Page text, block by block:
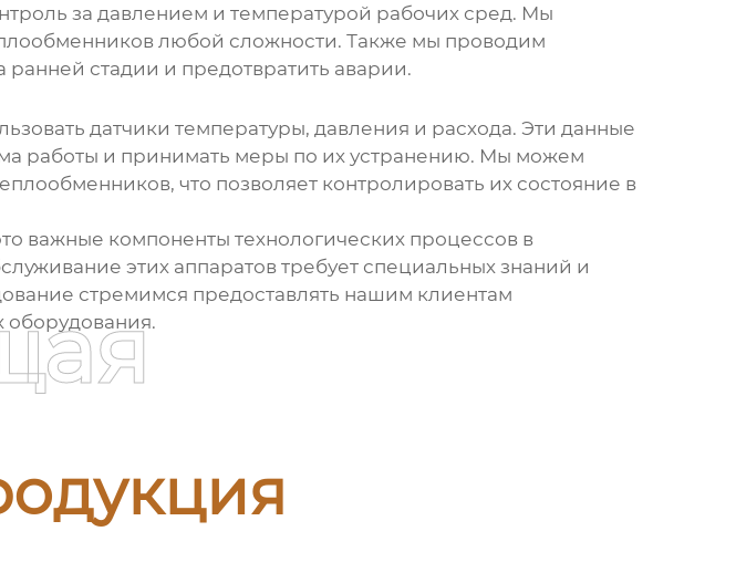
за давлением и температурой рабочих сред. Мы
любой сложности. Также мы проводим
стадии и предотвратить аварии.
датчики температуры, давления и расхода. Эти данные
работы и принимать меры по их устранению. Мы можем
, что позволяет контролировать их состояние в
важные компоненты технологических процессов в
этих аппаратов требует специальных знаний и
стремимся предоставлять нашим клиентам
оборудования.